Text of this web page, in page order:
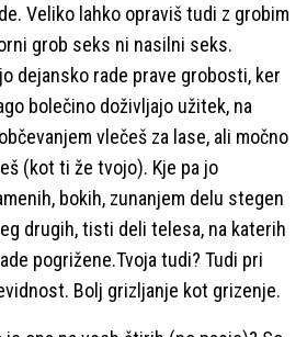
Veliko lahko opraviš tudi z grobim
grob seks ni nasilni seks.
dejansko rade prave grobosti, ker
bolečino doživljajo užitek, na
vlečeš za lase, ali močno
(kot ti že tvojo). Kje pa jo
bokih, zunanjem delu stegen
drugih, tisti deli telesa, na katerih
pogrižene.Tvoja tudi? Tudi pri
Bolj grizljanje kot grizenje.